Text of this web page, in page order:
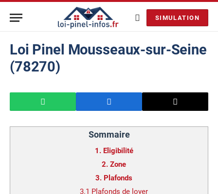
SIMULATION
Loi Pinel Mousseaux-sur-Seine
(78270)
Sommaire
1. Eligibilité
2. Zone
3. Plafonds
3.1 Plafonds de loyer